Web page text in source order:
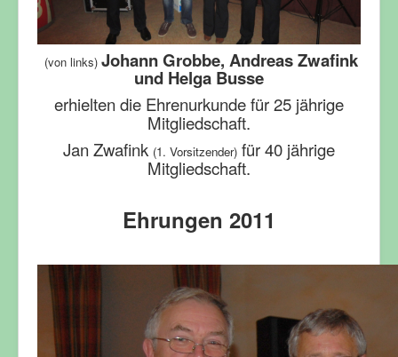
(von links) Johann Grobbe, Andreas Zwafink
und Helga Busse
erhielten die Ehrenurkunde für 25 jährige
Mitgliedschaft.
Jan Zwafink (1. Vorsitzender) für 40 jährige
Mitgliedschaft.
Ehrungen 2011